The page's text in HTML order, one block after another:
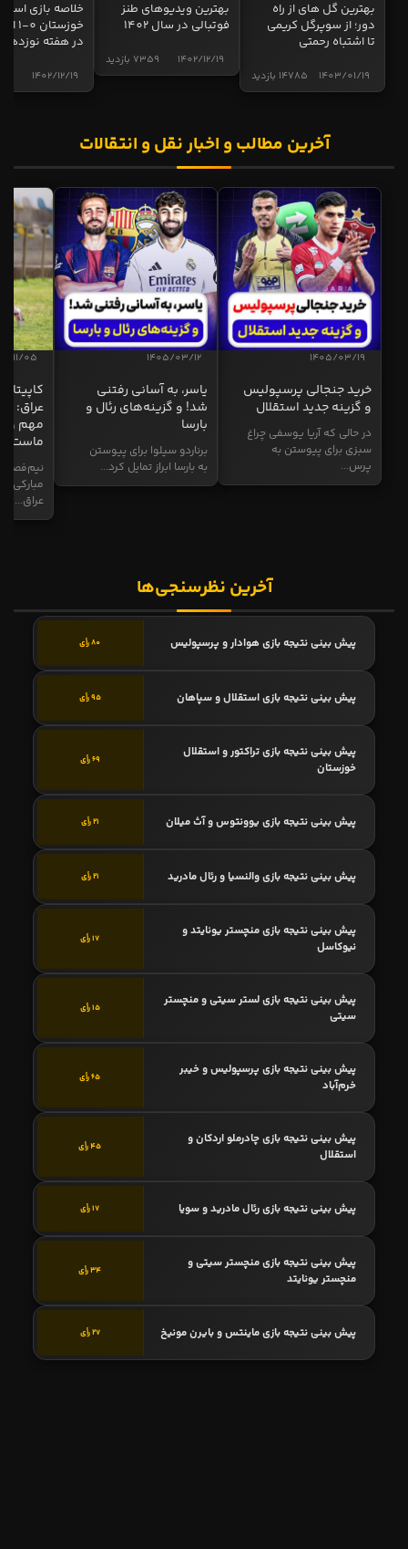
بهترین گل های از راه
دور؛ از سوپرگل کریمی
تا اشتباه رحمتی
14785 بازدید 1403/01/19
بهترین ویدیوهای طنز
فوتبالی در سال 1402
7359 بازدید 1402/12/19
خلاصه بازی
در هفته نوزدهم
1402/12/19
آخرین مطالب و اخبار نقل و انتقالات
1405/03/19
خرید جنجالی پرسپولیس
و گزینه جدید استقلال
در حالی که آریا یوسفی چراغ
سبزی برای پیوستن به
پرس...
1405/03/12
یاسر، به آسانی رفتنی
شد! و گزینه‌های رئال و
بارسا
برناردو سیلوا برای پیوستن
به بارسا ابراز تمایل کرد...
11/05
عراق:
مهم و
ماست
نیم‌فصل
مبارکی
عراق...
آخرین نظرسنجی‌ها
پیش بینی نتیجه بازی هوادار و پرسپولیس 80 رأی
پیش بینی نتیجه بازی استقلال و سپاهان 95 رأی
پیش بینی نتیجه بازی تراکتور و استقلال
خوزستان
69 رأی
پیش بینی نتیجه بازی یوونتوس و آث میلان 21 رأی
پیش بینی نتیجه بازی والنسیا و رئال مادرید 21 رأی
پیش بینی نتیجه بازی منچستر یونایتد و
نیوکاسل
17 رأی
پیش بینی نتیجه بازی لستر سیتی و منچستر
سیتی
15 رأی
پیش بینی نتیجه بازی پرسپولیس و خیبر
خرم‌آباد
65 رأی
پیش بینی نتیجه بازی چادرملو اردکان و
استقلال
45 رأی
پیش بینی نتیجه بازی رئال مادرید و سویا 17 رأی
پیش بینی نتیجه بازی منچستر سیتی و
منچستر یونایتد
34 رأی
پیش بینی نتیجه بازی ماینتس و بایرن مونیخ 27 رأی